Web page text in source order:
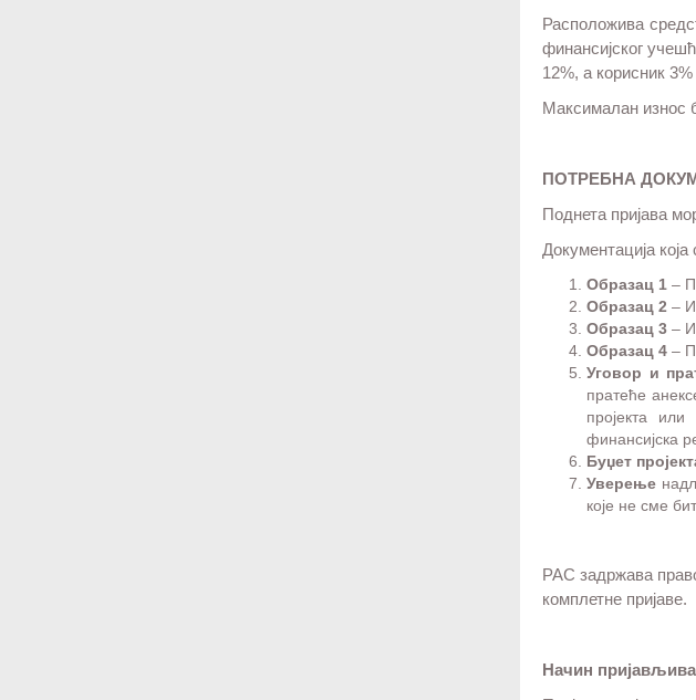
Расположива
финансијског
12%, а корисник
Максималан износ
ПОТРЕБНА
Поднета пријава
Документација
Образац 1 –
Образац 2 –
Образац 3 –
Образац 4 –
Уговор и
пратеће
пројекта
финансијска
Буџет
Уверење
које не сме
РАС задржава
комплетне пријаве.
Начин